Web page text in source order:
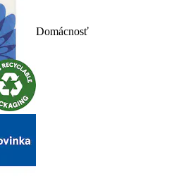
Domácnosť